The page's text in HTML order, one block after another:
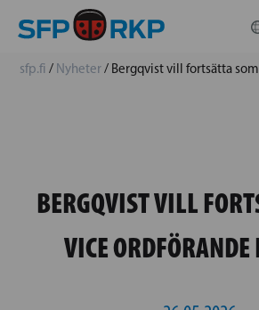
sfp.fi / Nyheter/ Bergqvist vill fortsätta
BERGQVIST VILL
VICE ORDFÖRANDE